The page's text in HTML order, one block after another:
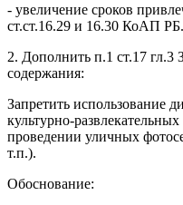
- увеличение сроков
ст.ст.16.29 и 16.30 КоАП РБ.
2. Дополнить п.1 ст.17 гл.3
содержания:
Запретить использование
культурно-
проведении уличных
т.п.).
Обоснование: